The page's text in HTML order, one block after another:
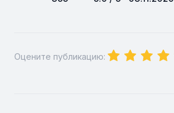
Оцените публикацию: